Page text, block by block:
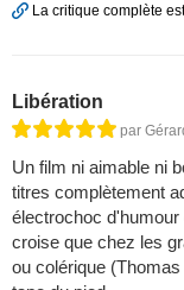
La critique complète
Libération
par
Un film ni aimable ni
titres complètement
électrochoc d'humour
croise que chez les
ou colérique